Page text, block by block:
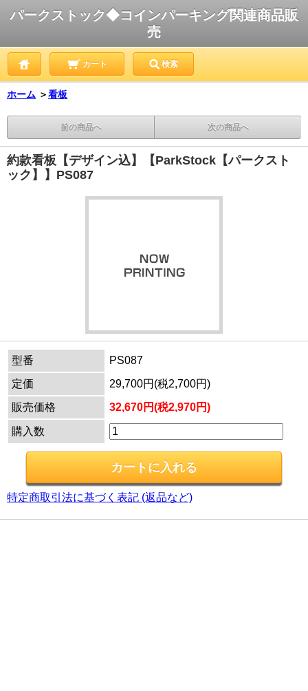
パークストック◆コインパーキング関連商品販
売
カート 検索
ホーム ＞看板
前の商品へ 次の商品へ
約款看板【デザイン込】【ParkStock【パークスト
ック】】PS087
型番
PS087
定価
29,700円(税2,700円)
販売価格
32,670円(税2,970円)
購入数
特定商取引法に基づく表記 (返品など)